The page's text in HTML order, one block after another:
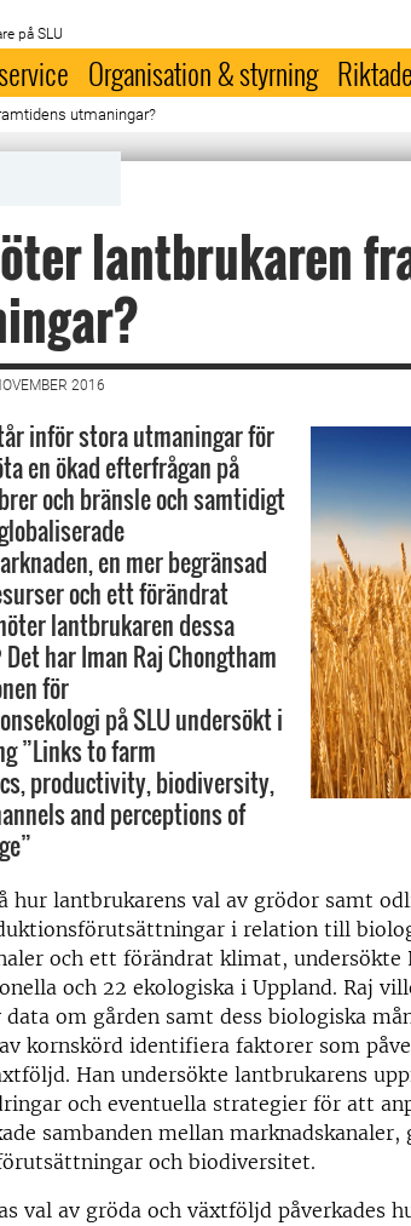
på SLU
Organisation & styrning
utmaningar?
lantbrukaren
2016
inför stora utmaningar för
en ökad efterfrågan på
och bränsle och samtidigt
en mer begränsad
och ett förändrat
lantbrukaren dessa
har Iman Raj Chongtham
för
på SLU undersökt i
”Links to farm
productivity, biodiversity,
and perceptions of
hur lantbrukarens val av grödor samt
i relation till
och ett förändrat klimat, undersökte
och 22 ekologiska i Uppland. Raj
data om gården samt dess biologiska
kornskörd identifiera faktorer som
Han undersökte lantbrukarens
och eventuella strategier för att
sambanden mellan marknadskanaler,
och biodiversitet.
val av gröda och växtföljd påverkades